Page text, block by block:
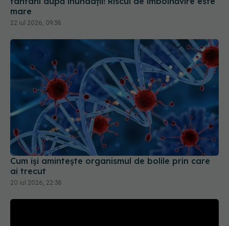
Cum își amintește organismul de bolile prin care
ai trecut
20 iul 2026, 22:38